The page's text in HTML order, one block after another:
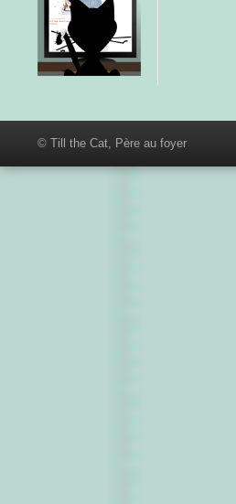
© Till the Cat, Père au foyer